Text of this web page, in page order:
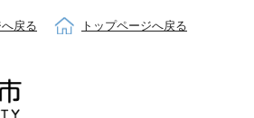
戻る トップページへ戻る